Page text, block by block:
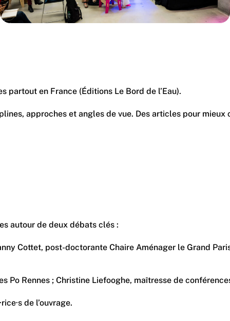
en France (Éditions Le Bord de l’Eau).
approches et angles de vue. Des articles pour
autour de deux débats clés :
Cottet, post-doctorante Chaire Aménager le Grand
Po Rennes ; Christine Liefooghe, maîtresse de
de l’ouvrage.